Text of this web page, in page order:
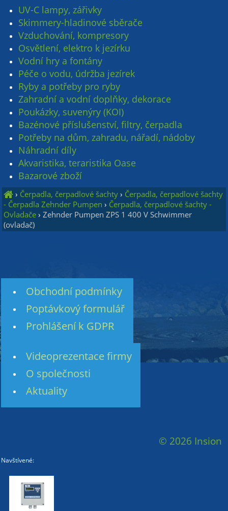
UV-C lampy, zářivky
Skimmery-hladinové sběrače
Vzduchování, kompresory
Osvětlení, elektro k jezírku
Vodní hry a fontány
Péče o vodu, údržba jezírek
Ryby a potřeby pro ryby
Zahradní a vodní doplňky, dekorace
Poukázky, suvenýry (KOI)
Bazénové příslušenství, filtry, čerpadla
Potřeby na dům, zahradu, nářadí, nádoby
Náhradní díly
Akvaristika, teraristika Oase
Bazarové zboží
› Čerpadla, čerpadlové šachty › Čerpadla, čerpadlové šachty
- Čerpadla Zehnder Pumpen › Čerpadla, čerpadlové šachty -
Ovladače ›Zehnder Pumpen ZPS 1 400 V Schwimmer
(ovladač)
Obchodní podmínky
Poptávkový formulář
Prohlášení k GDPR
Videoprezentace firmy
O společnosti
Aktuality
© 2026 Insion
Navštívené: